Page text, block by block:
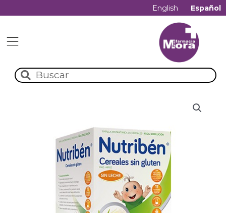
English Español